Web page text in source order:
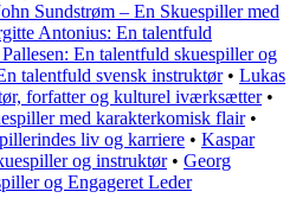
Sundstrøm – En Skuespiller med
Antonius: En talentfuld
En talentfuld skuespiller og
talentfuld svensk instruktør• Lukas
forfatter og kulturel iværksætter•
med karakterkomisk flair•
liv og karriere • Kaspar
og instruktør• Georg
og Engageret Leder